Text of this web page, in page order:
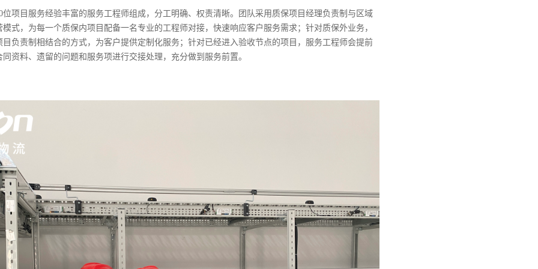
位项目服务经验丰富的服务工程师组成，分工明确、权责清晰。团队采用质保项目经理负责制与区域
式，为每一个质保内项目配备一名专业的工程师对接，快速响应客户服务需求；针对质保外业务，
负责制相结合的方式，为客户提供定制化服务；针对已经进入验收节点的项目，服务工程师会提前
资料、遗留的问题和服务项进行交接处理，充分做到服务前置。